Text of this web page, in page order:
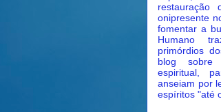
restauração
onipresente
fomentar a
Humano
primórdios
blog sobre
espiritual,
anseiam por
espíritos "até